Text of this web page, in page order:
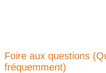
Foire aux questions
fréquemment)